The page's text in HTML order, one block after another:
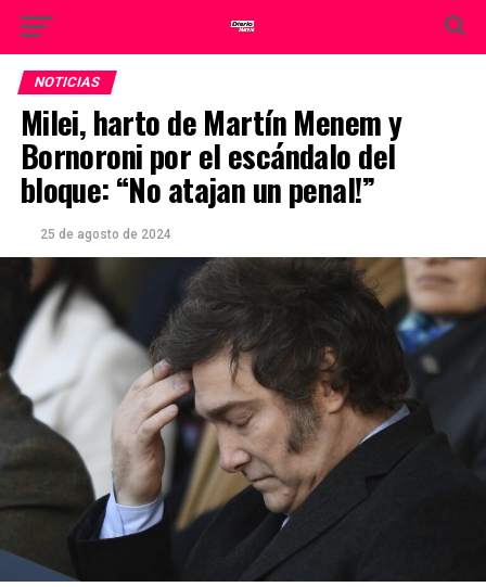
NOTICIAS
Milei, harto de Martín Menem y
Bornoroni por el escándalo del
bloque: “No atajan un penal!”
25 de agosto de 2024